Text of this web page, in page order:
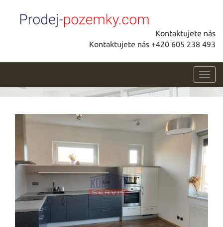
Kontaktujete nás
Kontaktujete nás +420 605 238 493